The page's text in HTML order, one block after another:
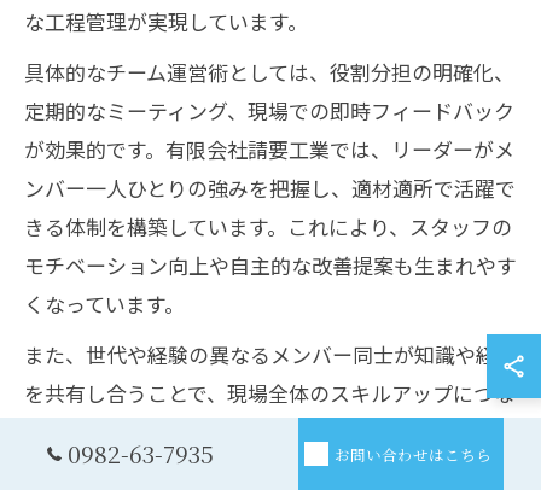
な工程管理が実現しています。
具体的なチーム運営術としては、役割分担の明確化、
定期的なミーティング、現場での即時フィードバック
が効果的です。有限会社請要工業では、リーダーがメ
ンバー一人ひとりの強みを把握し、適材適所で活躍で
きる体制を構築しています。これにより、スタッフの
モチベーション向上や自主的な改善提案も生まれやす
くなっています。
また、世代や経験の異なるメンバー同士が知識や経験
を共有し合うことで、現場全体のスキルアップにつな
ダー育成にも効果を発揮しています。
0982-63-7935 お問い合わせはこちら